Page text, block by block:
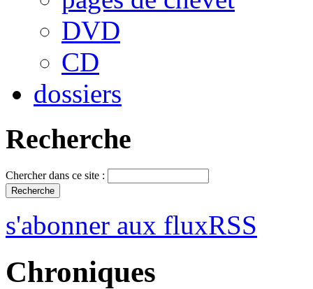
DVD
CD
dossiers
Recherche
Chercher dans ce site :
s'abonner aux fluxRSS
Chroniques